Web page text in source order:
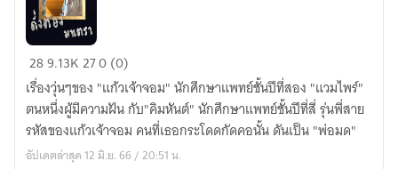
ดั่ง
ต้อง
มน
ตรา
289.13K270 (0)
เรื่องวุ่นๆของ "แก้วเจ้าจอม" นักศึกษาแพทย์ชั้นปีที่สอง "แวมไพร์"
ตนหนึ่งผู้มีความฝัน กับ"คิมหันต์" นักศึกษาแพทย์ชั้นปีที่สี่ รุ่นพี่สาย
รหัสของแก้วเจ้าจอม คนที่เธอกระโดดกัดคอนั้น ดันเป็น "พ่อมด"
อัปเดตล่าสุด 12 มิ.ย. 66 / 20:51 น.